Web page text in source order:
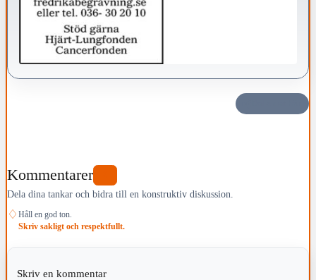
Kommentarer
Dela dina tankar och bidra till en konstruktiv diskussion.
♢ Håll en god ton.
Skriv sakligt och respektfullt.
Skriv en kommentar